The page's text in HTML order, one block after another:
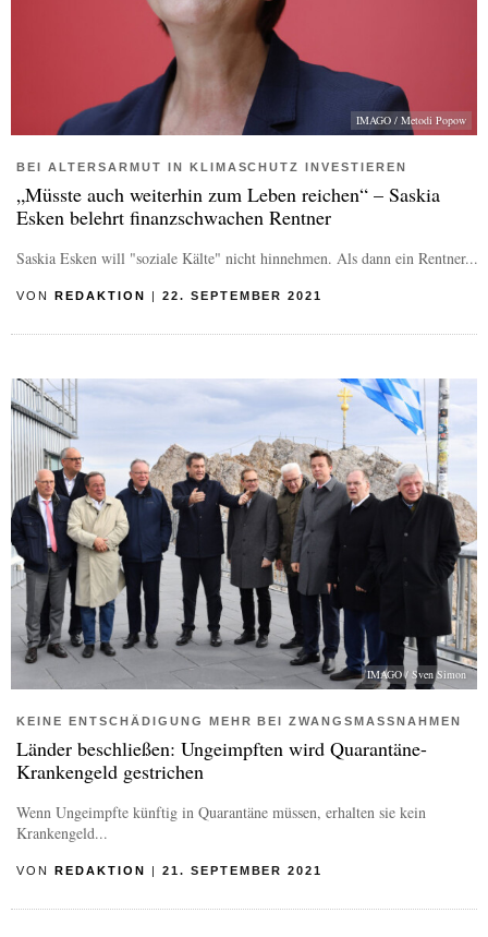
IMAGO / Metodi Popow
BEI ALTERSARMUT IN KLIMASCHUTZ INVESTIEREN
„Müsste auch weiterhin zum Leben reichen“ – Saskia
Esken belehrt finanzschwachen Rentner
Saskia Esken will "soziale Kälte" nicht hinnehmen. Als dann ein Rentner...
VON REDAKTION | 22. SEPTEMBER 2021
IMAGO / Sven Simon
KEINE ENTSCHÄDIGUNG MEHR BEI ZWANGSMASSNAHMEN
Länder beschließen: Ungeimpften wird Quarantäne-
Krankengeld gestrichen
Wenn Ungeimpfte künftig in Quarantäne müssen, erhalten sie kein
Krankengeld...
VON REDAKTION | 21. SEPTEMBER 2021